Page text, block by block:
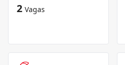
2 Vagas